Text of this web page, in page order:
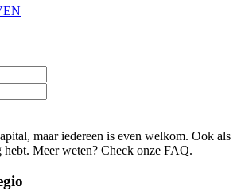
maar iedereen is even welkom. Ook als
hebt. Meer weten? Check onze FAQ.